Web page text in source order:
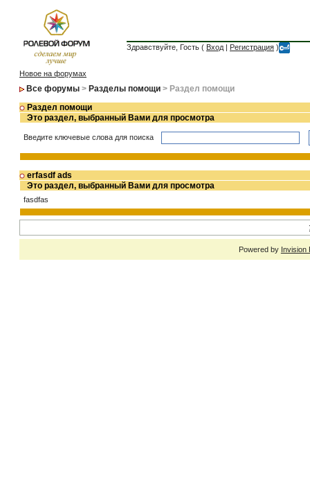
Здравствуйте, Гость ( Вход | Регистрация )
Новое на форумах
Все форумы > Разделы помощи > Раздел помощи
Раздел помощи
Это раздел, выбранный Вами для просмотра
Введите ключевые слова для поиска
erfasdf ads
Это раздел, выбранный Вами для просмотра
fasdfas
Powered by Invision